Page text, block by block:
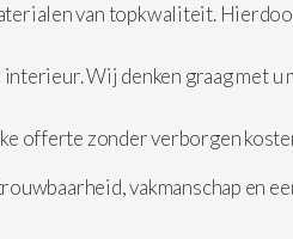
van topkwaliteit.
Wij denken graag met
offerte zonder verborgen
vakmanschap en